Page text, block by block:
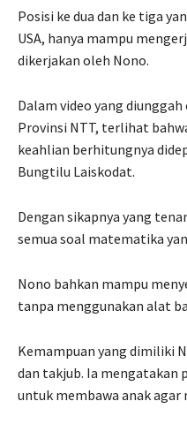
Posisi ke dua dan ke tiga
USA, hanya mampu
dikerjakan oleh Nono.
Dalam video yang
Provinsi NTT, terlihat
keahlian berhitungnya
Bungtilu Laiskodat.
Dengan sikapnya yang
semua soal matematika
Nono bahkan mampu
tanpa menggunakan alat
Kemampuan yang dimiliki
dan takjub. Ia mengatakan
untuk membawa anak